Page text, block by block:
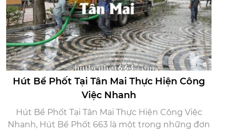
Hút Bể Phốt Tại Tân Mai Thực Hiện Công
Việc Nhanh
Hút Bể Phốt Tại Tân Mai Thực Hiện Công Việc
Nhanh, Hút Bể Phốt 663 là một trong những đơn